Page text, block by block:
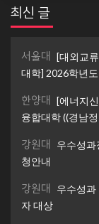
최신 글
서울대 [대외교
대학] 2026학년
한양대 [에너지
융합대학 ((경남
강원대
우수성과
청안내
강원대
우수성과
자 대상